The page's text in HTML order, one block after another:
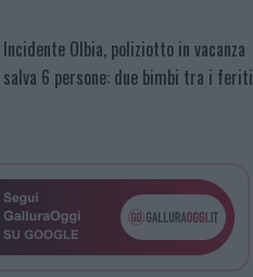
Incidente Olbia, poliziotto in vacanza
salva 6 persone: due bimbi tra i feriti